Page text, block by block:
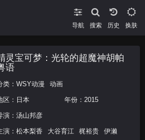
导航 搜索 换肤
灵宝可梦：光轮的超魔神胡帕
语
类： WSY动漫 动画
区： 日本 年份： 2015
演： 汤山邦彦
演： 松本梨香 大谷育江 梶裕贵
伊濑